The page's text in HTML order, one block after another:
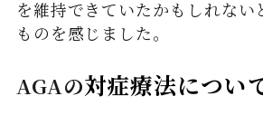
を維持できていたかもしれない
ものを感じました。
AGAの対症療法につい